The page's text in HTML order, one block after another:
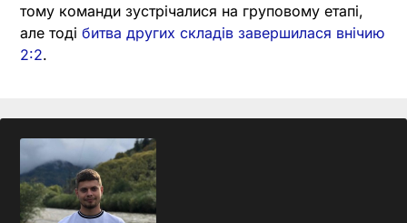
тому команди зустрічалися на груповому етапі,
але тоді битва других складів завершилася внічию
2:2.